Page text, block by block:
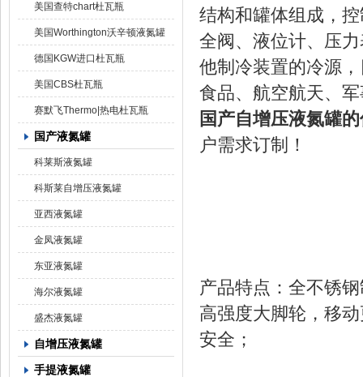
美国查特chart杜瓦瓶
美国Worthington沃辛顿液氮罐
德国KGW进口杜瓦瓶
美国CBS杜瓦瓶
赛默飞Thermo|热电杜瓦瓶
国产液氮罐
科莱斯液氮罐
科斯莱自增压液氮罐
亚西液氮罐
金凤液氮罐
东亚液氮罐
海尔液氮罐
盛杰液氮罐
自增压液氮罐
手提液氮罐
结构和罐体组成，
全阀、液位计、压
他制冷装置的冷源
食品、航空航天、
国产自增压液氮罐
户需求订制！
产品特点：全不锈
高强度大脚轮，移
安全；